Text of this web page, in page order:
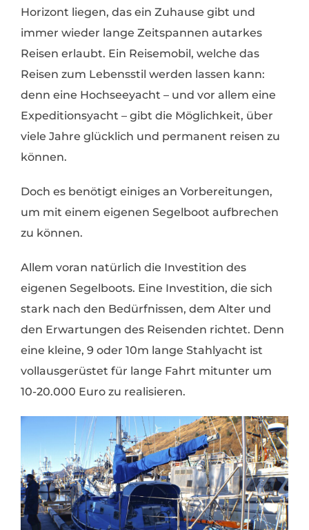
Horizont liegen, das ein Zuhause gibt und
immer wieder lange Zeitspannen autarkes
Reisen erlaubt. Ein Reisemobil, welche das
Reisen zum Lebensstil werden lassen kann:
denn eine Hochseeyacht – und vor allem eine
Expeditionsyacht – gibt die Möglichkeit, über
viele Jahre glücklich und permanent reisen zu
können.
Doch es benötigt einiges an Vorbereitungen,
um mit einem eigenen Segelboot aufbrechen
zu können.
Allem voran natürlich die Investition des
eigenen Segelboots. Eine Investition, die sich
stark nach den Bedürfnissen, dem Alter und
den Erwartungen des Reisenden richtet. Denn
eine kleine, 9 oder 10m lange Stahlyacht ist
vollausgerüstet für lange Fahrt mitunter um
10-20.000 Euro zu realisieren.